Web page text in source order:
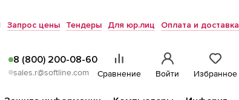
Запрос цены Тендеры Для юр.лиц Оплата и доставка
8 (800) 200-08-60
sales.r@softline.com Сравнение Войти Избранное